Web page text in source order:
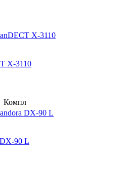
X-3110
Компл
90 L